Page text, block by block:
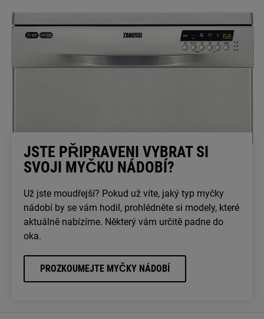
JSTE PŘIPRAVENI VYBRAT SI
SVOJI MYČKU NÁDOBÍ?
Už jste moudřejší? Pokud už víte, jaký typ myčky
nádobí by se vám hodil, prohlédněte si modely, které
aktuálně nabízíme. Některý vám určitě padne do
oka.
PROZKOUMEJTE MYČKY NÁDOBÍ